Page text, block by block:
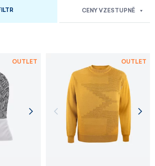
CENY VZESTUPNĚ
OUTLET OUTLET